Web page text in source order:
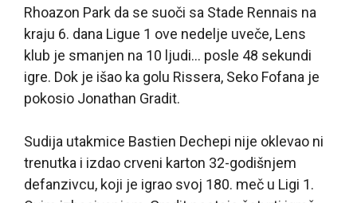
Rhoazon Park da se suoči sa Stade Rennais na
kraju 6. dana Ligue 1 ove nedelje uveče, Lens
klub je smanjen na 10 ljudi… posle 48 sekundi
igre. Dok je išao ka golu Rissera, Seko Fofana je
pokosio Jonathan Gradit.
Sudija utakmice Bastien Dechepi nije oklevao ni
trenutka i izdao crveni karton 32-godišnjem
defanzivcu, koji je igrao svoj 180. meč u Ligi 1.